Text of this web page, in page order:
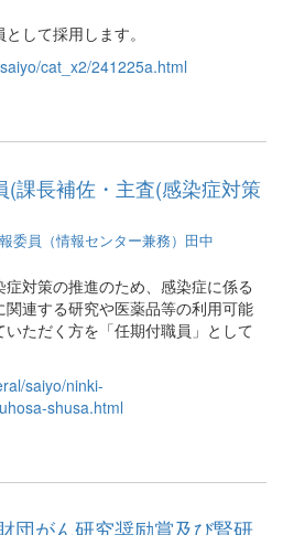
して採用します。
cat_x2/241225a.html
(課長補佐・主査(感染症対策
委員（情報センター兼務）田中
対策の推進のため、感染症に係る
連する研究や医薬品等の利用可能
ただく方を「任期付職員」として
saiyo/ninki-
shusa.html
団がん研究奨励賞及び腎研